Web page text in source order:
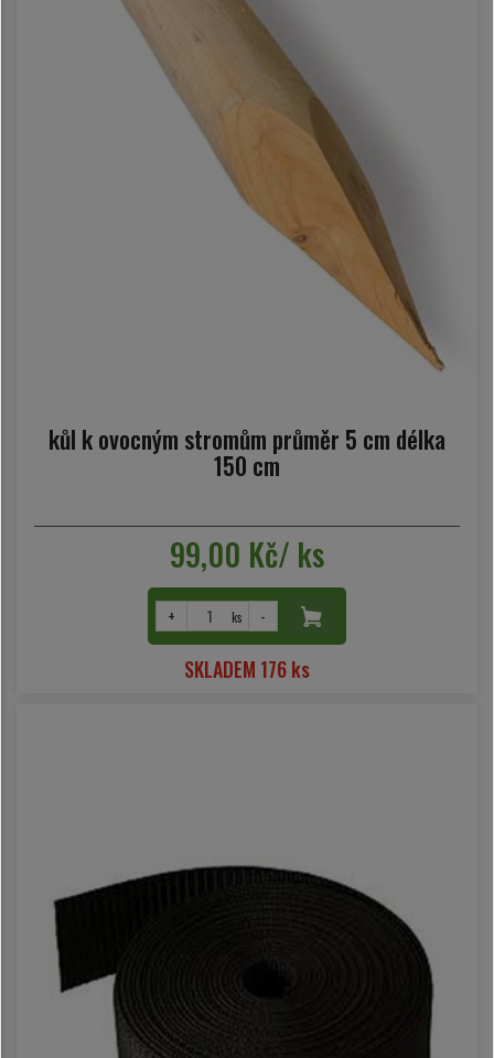
kůl k ovocným stromům průměr 5 cm délka
150 cm
99,00 Kč/ ks
+ ks -
SKLADEM 176 ks